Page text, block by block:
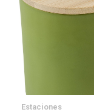
Estaciones